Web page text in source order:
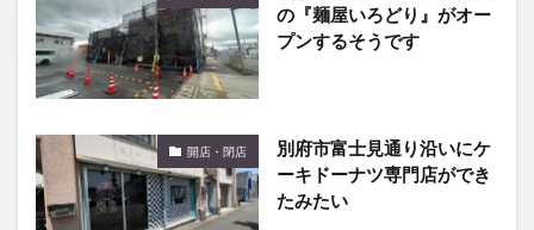
の『麺屋いろどり』がオー
プンするそうです
開店・閉店
別府市富士見通り沿いにケ
ーキドーナツ専門店ができ
たみたい